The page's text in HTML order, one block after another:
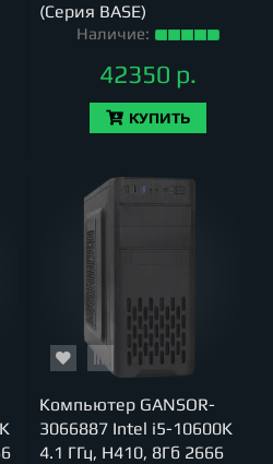
(Серия BASE)
Наличие:
42350 р.
КУПИТЬ
Компьютер GANSOR-
3066887 Intel i5-10600K
4.1 ГГц, H410, 8Гб 2666